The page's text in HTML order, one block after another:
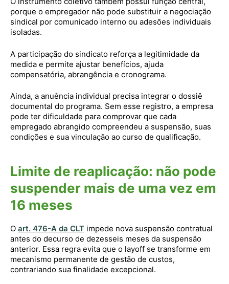
porque o empregador não pode substituir a negociação
sindical por comunicado interno ou adesões individuais
isoladas.
A participação do sindicato reforça a legitimidade da
medida e permite ajustar benefícios, ajuda
compensatória, abrangência e cronograma.
Ainda, a anuência individual precisa integrar o dossiê
documental do programa. Sem esse registro, a empresa
pode ter dificuldade para comprovar que cada
empregado abrangido compreendeu a suspensão, suas
condições e sua vinculação ao curso de qualificação.
Limite de reaplicação: não pode
suspender mais de uma vez em
16 meses
O art. 476-A da CLT impede nova suspensão contratual
antes do decurso de dezesseis meses da suspensão
anterior. Essa regra evita que o layoff se transforme em
mecanismo permanente de gestão de custos,
contrariando sua finalidade excepcional.